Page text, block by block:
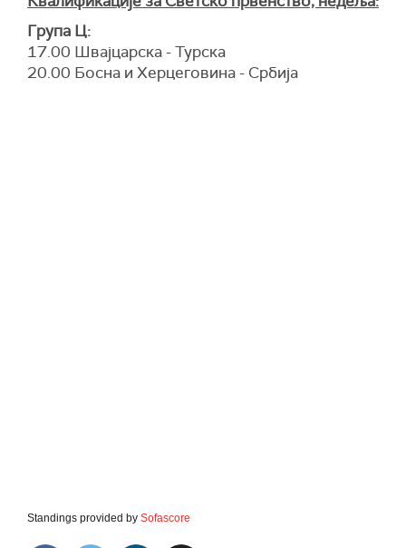
Група Ц:
17.00 Швајцарска - Турска
20.00 Босна и Херцеговина - Србија
Standings provided by Sofascore